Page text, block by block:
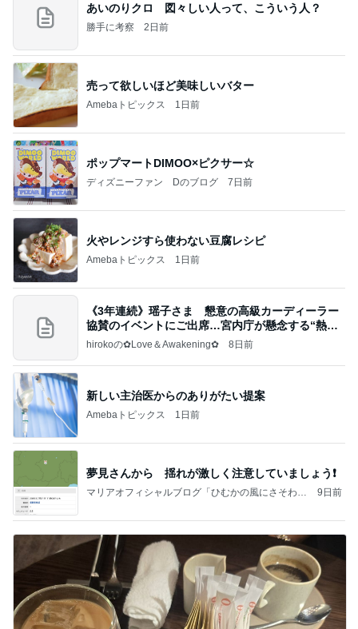
あいのりクロ 図々しい人って、こういう人？
勝手に考察 2日前
売って欲しいほど美味しいバター
Amebaトピックス 1日前
ポップマートDIMOO×ピクサー☆
ディズニーファン Dのブログ 7日前
火やレンジすら使わない豆腐レシピ
Amebaトピックス 1日前
《3年連続》瑶子さま 懇意の高級カーディーラー
協賛のイベントにご出席…宮内庁が懸念する“熱心
すぎ
hirokoの✿Love＆Awakening✿ 8日前
新しい主治医からのありがたい提案
Amebaトピックス 1日前
夢見さんから 揺れが激しく注意していましょう❗️
マリアオフィシャルブログ「ひむかの風にさそわれ
9日前